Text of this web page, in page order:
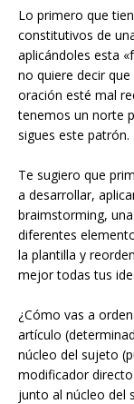
Lo primero que
constitutivos de
aplicándoles esta
no quiere decir
oración esté mal
tenemos un norte
sigues este patrón.
Te sugiero que
a desarrollar,
braimstorming,
diferentes
la plantilla y
mejor todas tus
¿Cómo vas a
artículo
núcleo del sujeto
modificador
junto al núcleo del